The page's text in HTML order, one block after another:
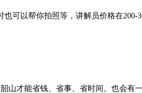
可以帮你拍照等，讲解员价格在
山才能省钱、省事、省时间。也会